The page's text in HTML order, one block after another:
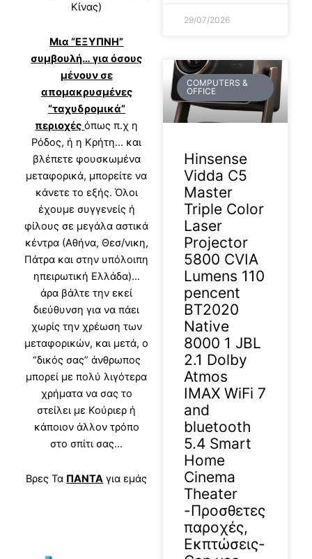
Κίνας)
Μια “ΕΞΥΠΝΗ”
συμβουλή… για όσους
μένουν σε
απομακρυσμένες
“ταχυδρομικά”
περιοχές όπως π.χ η
Ρόδος, ή η Κρήτη… και
βλέπετε φουσκωμένα
μεταφορικά, μπορείτε να
κάνετε το εξής. Όλοι
έχουμε συγγενείς ή
φίλους σε μεγάλα αστικά
κέντρα (Αθήνα, Θεσ/νικη,
Πάτρα και στην υπόλοιπη
ηπειρωτική Ελλάδα)…
άρα βάλτε την εκεί
διεύθυνση για να πάει
χωρίς την χρέωση των
μεταφορικών, και μετά, ο
“δικός σας” άνθρωπος
μπορεί με πολύ λιγότερα
χρήματα να σας το
στείλει με Κούριερ ή
κάποιον άλλον τρόπο
στο σπίτι σας…
Βρες Τα ΠΑΝΤΑ για εμάς
29/07/2026
COMPUTERS &
OFFICE
Hinsense
Vidda C5
Master
Triple Color
Laser
Projector
5800 CVIA
Lumens 110
pencent
BT2020
Native
8000 1 JBL
2.1 Dolby
Atmos
IMAX WiFi 7
and
bluetooth
5.4 Smart
Home
Cinema
Theater
-Προσθετες
παροχές,
Εκπτώσεις-